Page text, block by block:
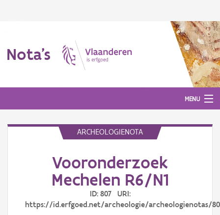
Nota's
MENU
ARCHEOLOGIENOTA
Vooronderzoek
Mechelen R6/N1
ID: 807 URI:
https://id.erfgoed.net/archeologie/archeologienotas/